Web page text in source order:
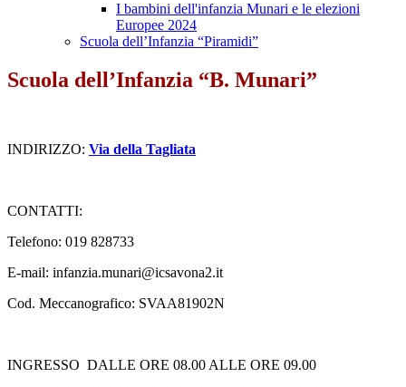
I bambini dell'infanzia Munari e le elezioni
Europee 2024
Scuola dell’Infanzia “Piramidi”
Scuola dell’Infanzia “B. Munari”
INDIRIZZO: Via della Tagliata
CONTATTI:
Telefono: 019 828733
E-mail: infanzia.munari@icsavona2.it
Cod. Meccanografico: SVAA81902N
INGRESSO DALLE ORE 08.00 ALLE ORE 09.00